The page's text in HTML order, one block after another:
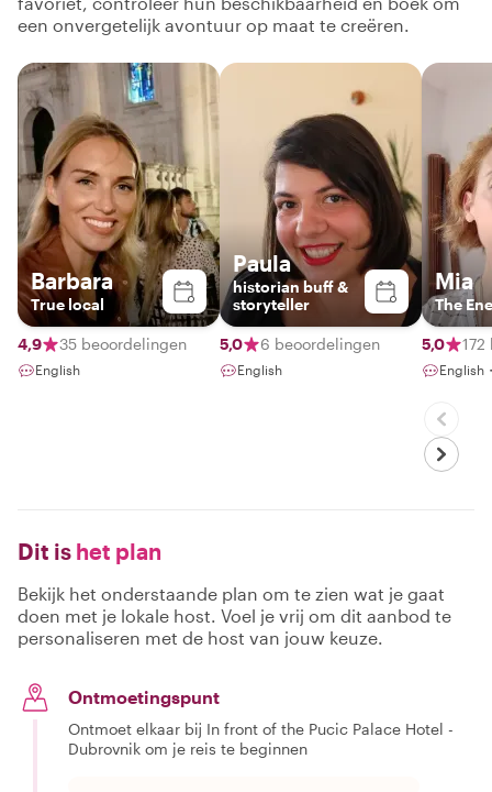
een onvergetelijk avontuur op maat te creëren.
Barbara
True local
4,9 35 beoordelingen
English
Paula
historian buff &
storyteller
5,0 6 beoordelingen
English
Mia
The
5,0
English
Dit is het plan
Bekijk het onderstaande plan om te zien wat je gaat
doen met je lokale host. Voel je vrij om dit aanbod te
personaliseren met de host van jouw keuze.
Ontmoetingspunt
Ontmoet elkaar bij In front of the Pucic Palace Hotel -
Dubrovnik om je reis te beginnen